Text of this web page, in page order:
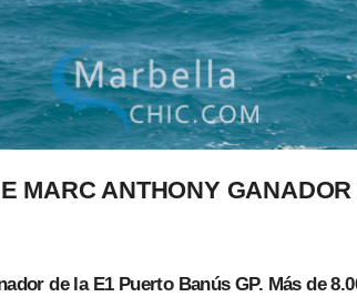
MARC ANTHONY
de la E1 Puerto Banús GP. Más de